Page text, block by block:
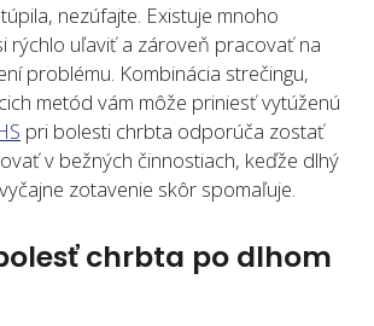
nezúfajte. Existuje mnoho
rýchlo uľaviť a zároveň pracovať na
problému. Kombinácia strečingu,
metód vám môže priniesť vytúženú
pri bolesti chrbta odporúča zostať
v bežných činnostiach, keďže dlhý
zotavenie skôr spomaľuje.
chrbta po dlhom